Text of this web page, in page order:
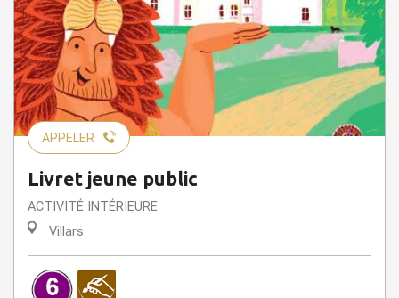
APPELER
Livret jeune public
ACTIVITÉ INTÉRIEURE
Villars